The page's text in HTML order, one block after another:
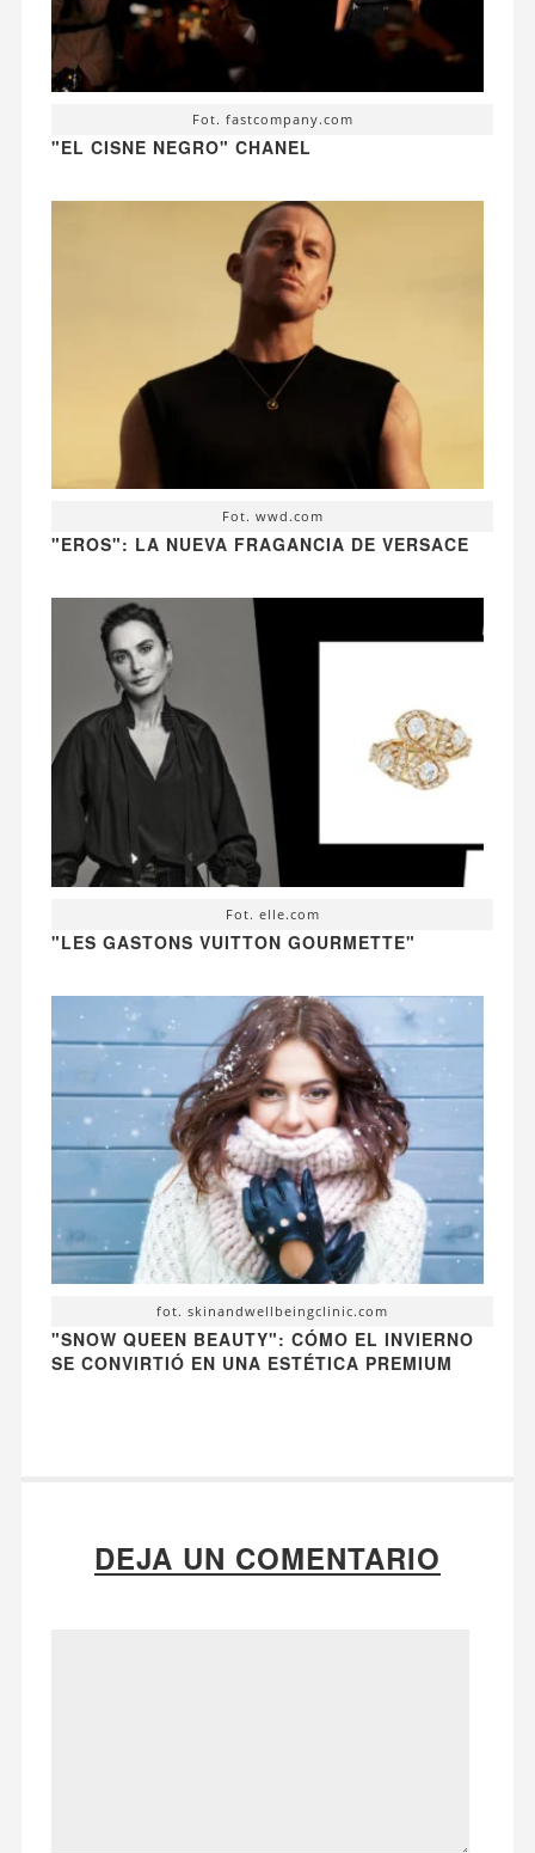
Fot. fastcompany.com
"EL CISNE NEGRO" CHANEL
Fot. wwd.com
"EROS": LA NUEVA FRAGANCIA DE VERSACE
Fot. elle.com
"LES GASTONS VUITTON GOURMETTE"
fot. skinandwellbeingclinic.com
"SNOW QUEEN BEAUTY": CÓMO EL INVIERNO
SE CONVIRTIÓ EN UNA ESTÉTICA PREMIUM
DEJA UN COMENTARIO